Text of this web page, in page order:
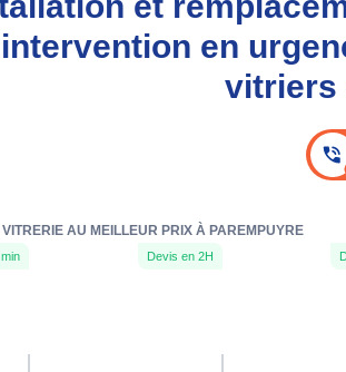
en
vitriers
AU MEILLEUR PRIX À PAREMPUYRE
Devis en 2H